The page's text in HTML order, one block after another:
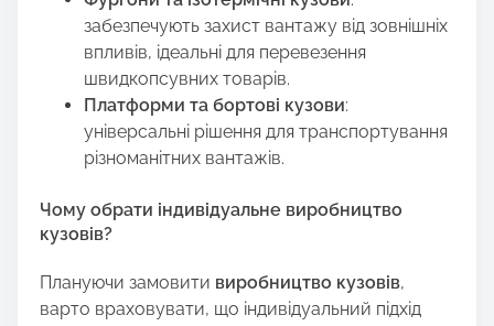
забезпечують захист вантажу від зовнішніх
впливів, ідеальні для перевезення
швидкопсувних товарів.
Платформи та бортові кузови:
універсальні рішення для транспортування
різноманітних вантажів.
Чому обрати індивідуальне виробництво
кузовів?
Плануючи замовити виробництво кузовів,
варто враховувати, що індивідуальний підхід